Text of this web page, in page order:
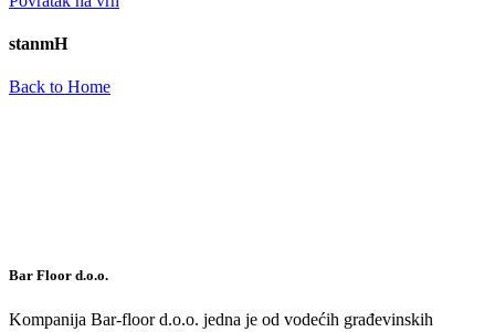
stanmH
Back to Home
Bar Floor d.o.o.
Kompanija Bar-floor d.o.o. jedna je od vodećih građevinskih